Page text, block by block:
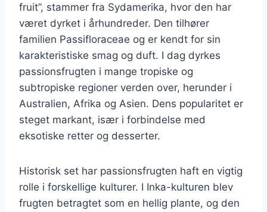
fruit”, stammer fra Sydamerika, hvor den har
været dyrket i århundreder. Den tilhører
familien Passifloraceae og er kendt for sin
karakteristiske smag og duft. I dag dyrkes
passionsfrugten i mange tropiske og
subtropiske regioner verden over, herunder i
Australien, Afrika og Asien. Dens popularitet er
steget markant, især i forbindelse med
eksotiske retter og desserter.
Historisk set har passionsfrugten haft en vigtig
rolle i forskellige kulturer. I Inka-kulturen blev
frugten betragtet som en hellig plante, og den